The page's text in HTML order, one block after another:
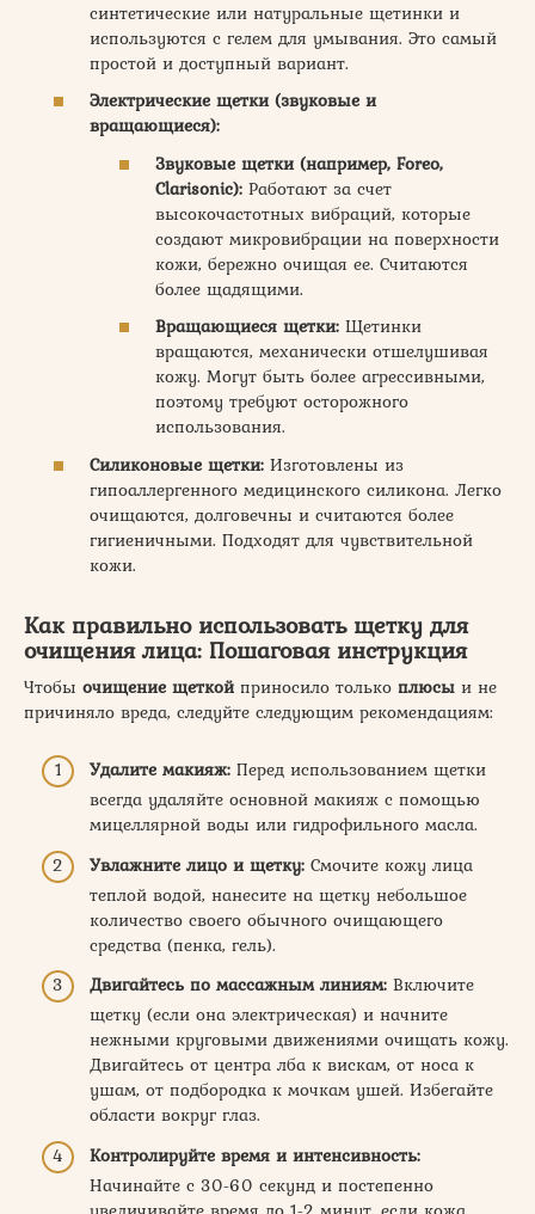
синтетические или натуральные щетинки и
используются с гелем для умывания. Это самый
простой и доступный вариант.
Электрические щетки (звуковые и
вращающиеся):
Звуковые щетки (например, Foreo,
Clarisonic): Работают за счет
высокочастотных вибраций, которые
создают микровибрации на поверхности
кожи, бережно очищая ее. Считаются
более щадящими.
Вращающиеся щетки: Щетинки
вращаются, механически отшелушивая
кожу. Могут быть более агрессивными,
поэтому требуют осторожного
использования.
Силиконовые щетки: Изготовлены из
гипоаллергенного медицинского силикона. Легко
очищаются, долговечны и считаются более
гигиеничными. Подходят для чувствительной
кожи.
Как правильно использовать щетку для
очищения лица: Пошаговая инструкция
Чтобы очищение щеткойприносило только плюсы и не
причиняло вреда, следуйте следующим рекомендациям:
Удалите макияж: Перед использованием щетки
всегда удаляйте основной макияж с помощью
мицеллярной воды или гидрофильного масла.
Увлажните лицо и щетку: Смочите кожу лица
теплой водой, нанесите на щетку небольшое
количество своего обычного очищающего
средства (пенка, гель).
Двигайтесь по массажным линиям: Включите
щетку (если она электрическая) и начните
нежными круговыми движениями очищать кожу.
Двигайтесь от центра лба к вискам, от носа к
ушам, от подбородка к мочкам ушей. Избегайте
области вокруг глаз.
Контролируйте время и интенсивность:
Начинайте с 30-60 секунд и постепенно